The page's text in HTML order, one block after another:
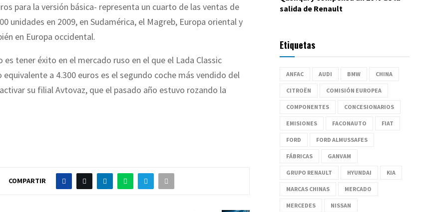
para la versión básica- representa un cuarto de las ventas de
unidades en 2009, en Sudamérica, el Magreb, Europa oriental y
en Europa occidental.
es tener éxito en el mercado ruso en el que el Lada Classic
equivalente a 4.300 euros es el segundo coche más vendido del
su filial Avtovaz, que el pasado año estuvo rozando la
COMPARTIR
salida de Renault
Etiquetas
ANFAC AUDI BMW CHINA
CITROËN COMISIÓN EUROPEA
COMPONENTES CONCESIONARIOS
EMISIONES FACONAUTO FIAT
FORD FORD ALMUSSAFES
FÁBRICAS GANVAM
GRUPO RENAULT HYUNDAI KIA
MARCAS CHINAS MERCADO
MERCEDES NISSAN